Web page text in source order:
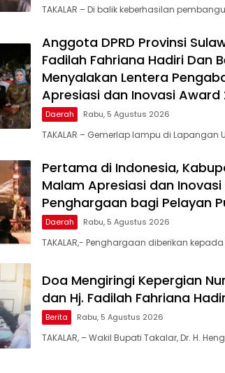
TAKALAR – Di balik keberhasilan
Anggota DPRD Provinsi
Fadilah Fahriana Hadiri Dan
Menyalakan Lentera
Apresiasi dan Inovasi Award
Daerah Rabu, 5 Agustus 2026
TAKALAR – Gemerlap lampu di Lapangan
Pertama di Indonesia,
Malam Apresiasi dan
Penghargaan bagi Pelayan
Daerah Rabu, 5 Agustus 2026
TAKALAR,- Penghargaan diberikan
Doa Mengiringi Kepergian
dan Hj. Fadilah Fahriana
Berita Rabu, 5 Agustus 2026
TAKALAR, – Wakil Bupati Takalar, Dr. H.